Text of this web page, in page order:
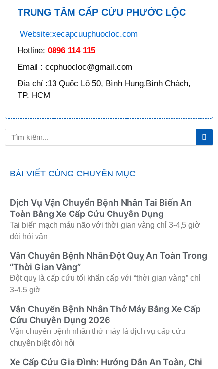
TRUNG TÂM CẤP CỨU PHƯỚC LỘC
Website:xecapcuuphuocloc.com
Hotline: 0896 114 115
Email : ccphuocloc@gmail.com
Địa chỉ :13 Quốc Lộ 50, Bình Hung,Bình Chách,
TP. HCM
Tìm
kiếm
BÀI VIẾT CÙNG CHUYÊN MỤC
Dịch Vụ Vận Chuyển Bệnh Nhân Tai Biến An
Toàn Bằng Xe Cấp Cứu Chuyên Dụng
Tai biến mạch máu não với thời gian vàng chỉ 3-4,5 giờ
đòi hỏi vận
Vận Chuyển Bệnh Nhân Đột Quỵ An Toàn Trong
“Thời Gian Vàng”
Đột quỵ là cấp cứu tối khẩn cấp với “thời gian vàng” chỉ
3-4,5 giờ
Vận Chuyển Bệnh Nhân Thở Máy Bằng Xe Cấp
Cứu Chuyên Dụng 2026
Vận chuyển bệnh nhân thở máy là dịch vụ cấp cứu
chuyên biệt đòi hỏi
Xe Cấp Cứu Gia Đình: Hướng Dẫn An Toàn, Chi